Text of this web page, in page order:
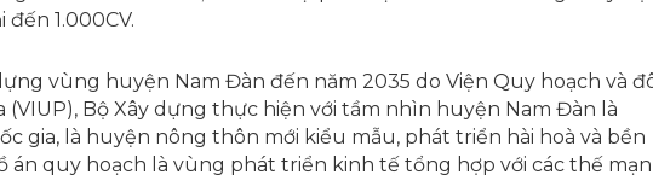
1.000CV.
vùng huyện Nam Đàn đến năm 2035 do Viện Quy hoạch và
Bộ Xây dựng thực hiện với tầm nhìn huyện Nam Đàn là
gia, là huyện nông thôn mới kiểu mẫu, phát triển hài hoà và bền
án quy hoạch là vùng phát triển kinh tế tổng hợp với các thế